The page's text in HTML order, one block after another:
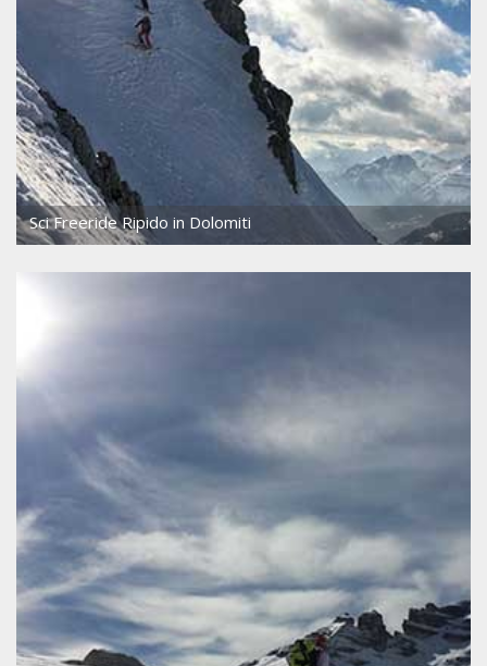
Sci Freeride Ripido in Dolomiti